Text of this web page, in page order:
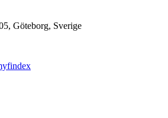
Göteborg, Sverige